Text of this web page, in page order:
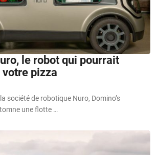
le robot qui pourrait
pizza
société de robotique Nuro, Domino’s
une flotte …